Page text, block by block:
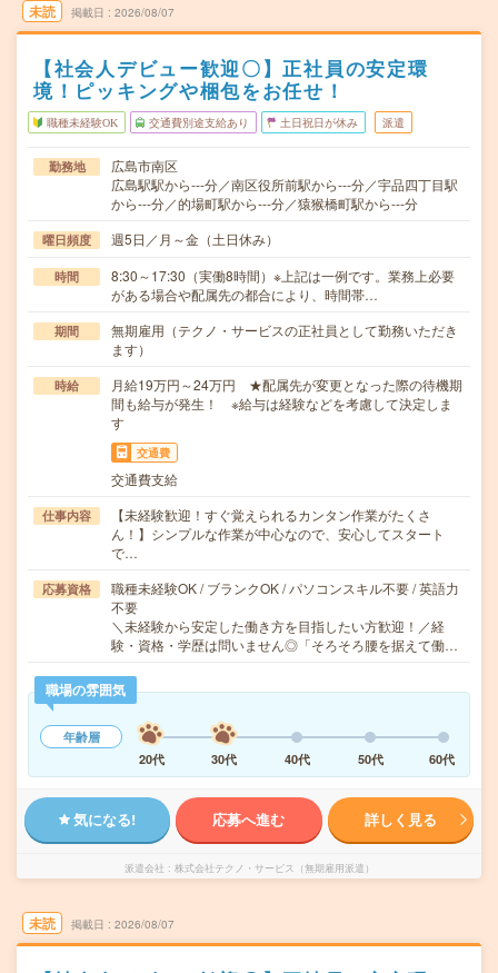
未読 掲載日 2026/08/07
【社会人デビュー歓迎〇】正社員の安定環
境！ピッキングや梱包をお任せ！
職種未経験OK 交通費別途支給あり 土日祝日が休み 派遣
勤務地
広島市南区
広島駅駅から---分／南区役所前駅から---分／宇品四丁目駅
から---分／的場町駅から---分／猿猴橋町駅から---分
曜日頻度 週5日／月～金（土日休み）
時間
8:30～17:30（実働8時間）※上記は一例です。業務上必要
がある場合や配属先の都合により、時間帯…
期間
無期雇用（テクノ・サービスの正社員として勤務いただき
ます）
時給
月給19万円～24万円 ★配属先が変更となった際の待機期
間も給与が発生！ ※給与は経験などを考慮して決定しま
す
交通費
交通費支給
仕事内容
【未経験歓迎！すぐ覚えられるカンタン作業がたくさ
ん！】シンプルな作業が中心なので、安心してスタート
で…
応募資格
職種未経験OK / ブランクOK / パソコンスキル不要 / 英語力
不要
＼未経験から安定した働き方を目指したい方歓迎！／経
験・資格・学歴は問いません◎「そろそろ腰を据えて働…
職場の雰囲気
年齢層
20代
30代 40代 50代 60代
気になる! 応募へ進む 詳しく見る
派遣会社 株式会社テクノ・サービス（無期雇用派遣）
未読 掲載日 2026/08/07